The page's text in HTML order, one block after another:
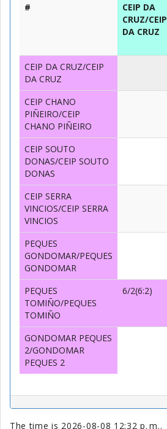
#
CEIP DA
CRUZ/CEIP
DA CRUZ
CEIP DA CRUZ/CEIP
DA CRUZ
CEIP CHANO
PIÑEIRO/CEIP
CHANO PIÑEIRO
CEIP SOUTO
DONAS/CEIP SOUTO
DONAS
CEIP SERRA
VINCIOS/CEIP SERRA
VINCIOS
PEQUES
GONDOMAR/PEQUES
GONDOMAR
PEQUES
TOMIÑO/PEQUES
TOMIÑO
6/2(6:2)
GONDOMAR PEQUES
2/GONDOMAR
PEQUES 2
The time is 2026-08-08 12:32 p. m..